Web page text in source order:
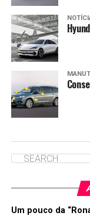
Um pouco da